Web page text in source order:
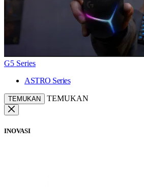
G5 Series
ASTRO Series
TEMUKAN TEMUKAN
INOVASI